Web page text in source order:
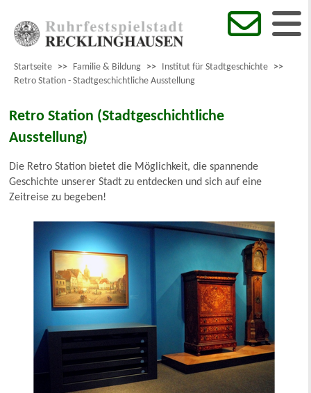
Startseite >> Familie & Bildung >> Institut für Stadtgeschichte >>
Retro Station - Stadtgeschichtliche Ausstellung
Retro Station (Stadtgeschichtliche
Ausstellung)
Die Retro Station bietet die Möglichkeit, die spannende
Geschichte unserer Stadt zu entdecken und sich auf eine
Zeitreise zu begeben!